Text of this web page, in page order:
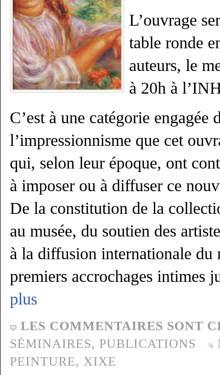
L’ouvrage
table ronde
auteurs, le
à 20h à
C’est à une catégorie engagée
l’impressionnisme que cet
qui, selon leur époque, ont
à imposer ou à diffuser ce
De la constitution de la
au musée, du soutien des
à la diffusion internationale du
premiers accrochages intimes
plus
LES COMMENTAIRES SONT
SÉMINAIRES, PUBLICATIONS
PEINTURE, XIXE